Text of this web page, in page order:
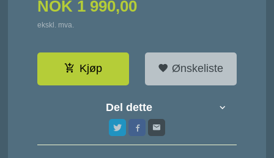
NOK 1 990,00
ekskl. mva.
Kjøp Ønskeliste
Del dette